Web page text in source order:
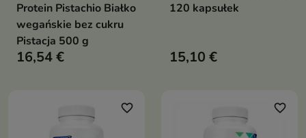
Protein Pistachio Białko
wegańskie bez cukru
Pistacja 500 g
16,54 €
120 kapsułek
15,10 €
favorite_border favorite_border